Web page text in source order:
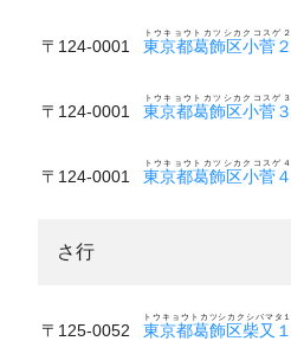
〒124-0001 東京都葛飾区小菅２
トウキョウトカツシカクコスゲ２
〒124-0001 東京都葛飾区小菅３
トウキョウトカツシカクコスゲ３
〒124-0001 東京都葛飾区小菅４
トウキョウトカツシカクコスゲ４
さ行
〒125-0052 東京都葛飾区柴又１
トウキョウトカツシカクシバマタ１